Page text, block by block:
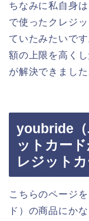
ちなみに私自身
で使ったクレジ
ていたみたいで
額の上限を高く
が解決できました
youbride
ットカー
レジットカ
こちらのページ
ド）の商品にか